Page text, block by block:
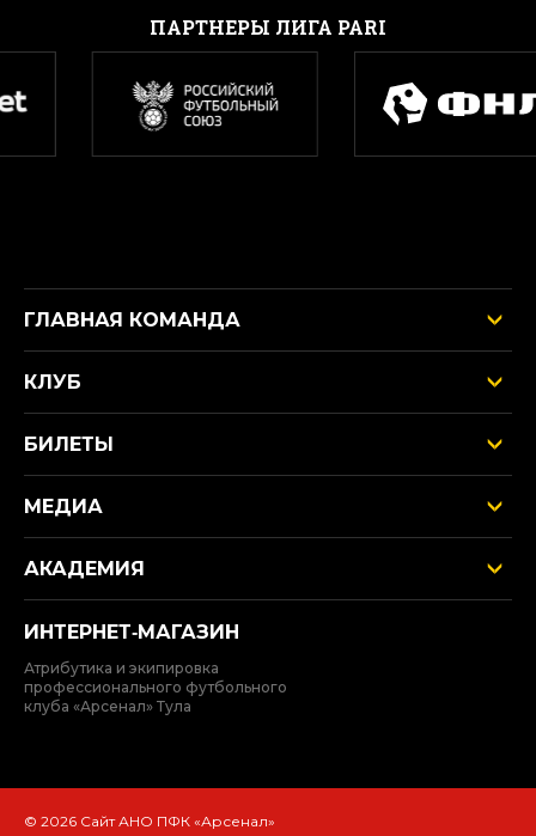
ПАРТНЕРЫ ЛИГА PARI
ГЛАВНАЯ КОМАНДА
КЛУБ
БИЛЕТЫ
МЕДИА
АКАДЕМИЯ
ИНТЕРНЕТ‑МАГАЗИН
Атрибутика и экипировка
профессионального футбольного
клуба «Арсенал» Тула
© 2026 Сайт АНО ПФК «Арсенал»